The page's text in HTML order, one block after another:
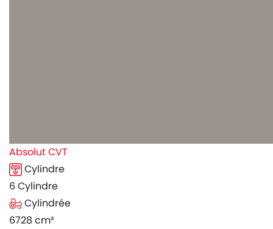
Absolut CVT
Cylindre
6 Cylindre
Cylindrée
6728 cm³